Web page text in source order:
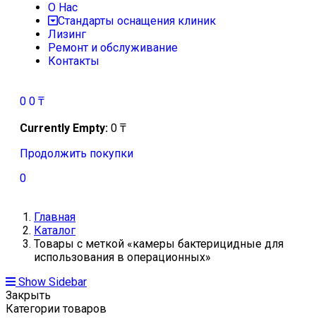
О Нас
Стандарты оснащения клиник
Лизинг
Ремонт и обслуживание
Контакты
0 0 ₸
Currently Empty: 0 ₸
Продолжить покупки
0
Главная
Каталог
Товары с меткой «камеры бактерицидные для
использования в операционных»
Show Sidebar
Закрыть
Категории товаров